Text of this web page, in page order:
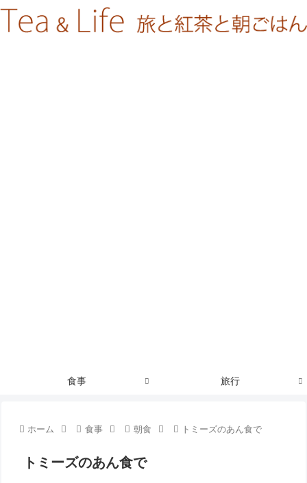
食事 旅行
ホーム 食事 朝食 トミーズのあん食で
トミーズのあん食で